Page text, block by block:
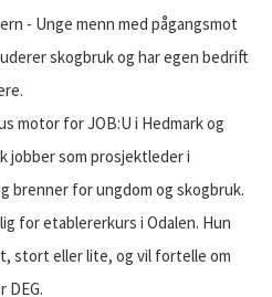
- Unge menn med pågangsmot
skogbruk og har egen bedrift
motor for JOB:U i Hedmark og
jobber som prosjektleder i
brenner for ungdom og skogbruk.
for etablererkurs i Odalen. Hun
stort eller lite, og vil fortelle om
DEG.